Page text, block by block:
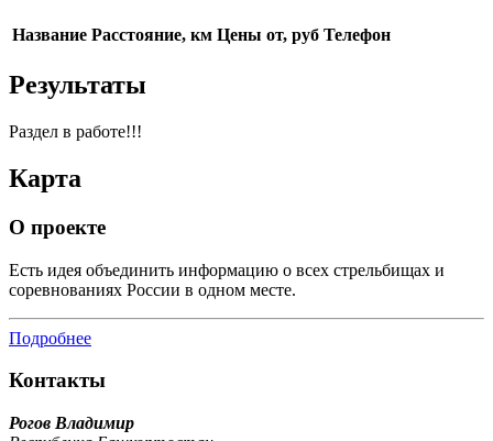
Название Расстояние, км Цены от, руб Телефон
Результаты
Раздел в работе!!!
Карта
О проекте
Есть идея объединить информацию о всех стрельбищах и
соревнованиях России в одном месте.
Подробнее
Контакты
Рогов Владимир